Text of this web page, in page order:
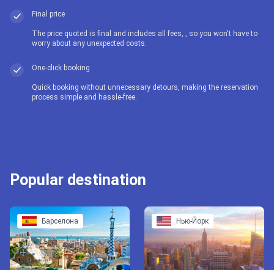
Final price
The price quoted is final and includes all fees, , so you won't have to
worry about any unexpected costs.
One-click booking
Quick booking without unnecessary detours, making the reservation
process simple and hassle-free.
Popular destination
Барселона Нью-Йорк